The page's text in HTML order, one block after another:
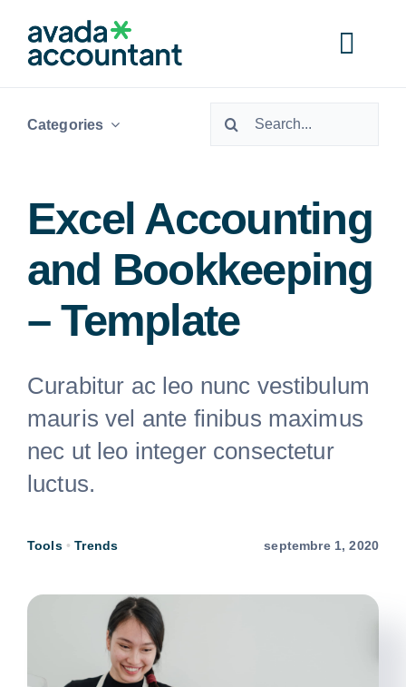
Home
Industries
Resources
About Us
News
Categories Rechercher:
Excel Accounting
and Bookkeeping
– Template
Curabitur ac leo nunc vestibulum
mauris vel ante finibus maximus
nec ut leo integer consectetur
luctus.
Tools•Trends septembre 1, 2020